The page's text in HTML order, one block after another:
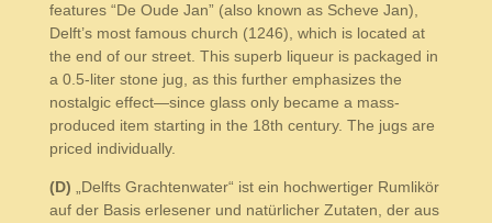
features “De Oude Jan” (also known as Scheve Jan),
Delft’s most famous church (1246), which is located at
the end of our street. This superb liqueur is packaged in
a 0.5-liter stone jug, as this further emphasizes the
nostalgic effect—since glass only became a mass-
produced item starting in the 18th century. The jugs are
priced individually.
(D)
„Delfts Grachtenwater“ ist ein hochwertiger Rumlikör
auf der Basis erlesener und natürlicher Zutaten, der aus